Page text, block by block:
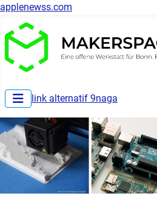
applenewss.com
link alternatif 9naga